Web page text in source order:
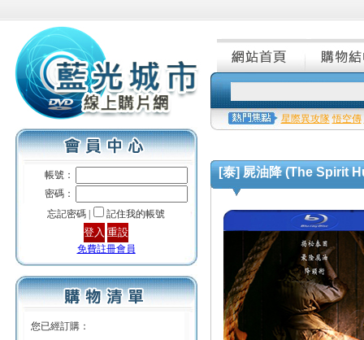
帳號：
密碼：
忘記密碼 |
記住我的帳號
免費註冊會員
您已經訂購：
星際異攻隊 悟空傳
[泰] 屍油降 (The Spirit